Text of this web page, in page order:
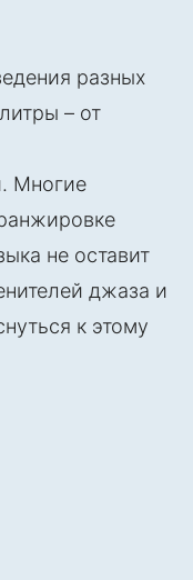
разных
– от
Многие
не оставит
джаза и
к этому